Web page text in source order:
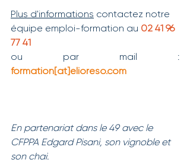
Plus d'informations contactez notre
équipe emploi-formation au 02 41 96
77 41
formation[at]elioreso.com
En partenariat dans le 49 avec le
CFPPA Edgard Pisani, son vignoble et
son chai.